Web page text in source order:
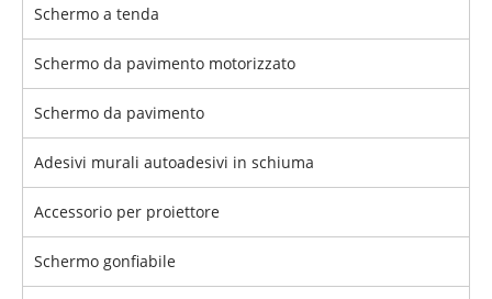
Schermo a tenda
Schermo da pavimento motorizzato
Schermo da pavimento
Adesivi murali autoadesivi in ​​schiuma
Accessorio per proiettore
Schermo gonfiabile